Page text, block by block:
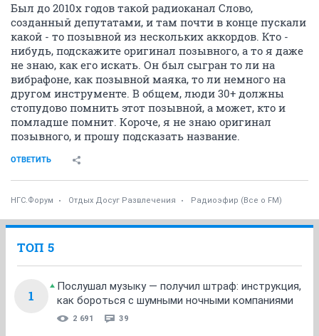
Был до 2010х годов такой радиоканал Слово,
созданный депутатами, и там почти в конце пускали
какой - то позывной из нескольких аккордов. Кто -
нибудь, подскажите оригинал позывного, а то я даже
не знаю, как его искать. Он был сыгран то ли на
вибрафоне, как позывной маяка, то ли немного на
другом инструменте. В общем, люди 30+ должны
стопудово помнить этот позывной, а может, кто и
помладше помнит. Короче, я не знаю оригинал
позывного, и прошу подсказать название.
ОТВЕТИТЬ
НГС.Форум Отдых Досуг Развлечения Радиоэфир (Все о FM)
ТОП 5
1
Послушал музыку — получил штраф: инструкция,
как бороться с шумными ночными компаниями
2 691 39